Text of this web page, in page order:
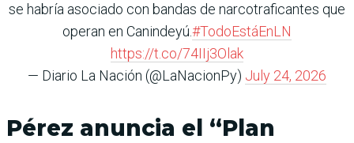
se habría asociado con bandas de narcotraficantes que
operan en Canindeyú.#TodoEstáEnLN
https://t.co/74IIj3Olak
— Diario La Nación (@LaNacionPy) July 24, 2026
Pérez anuncia el “Plan